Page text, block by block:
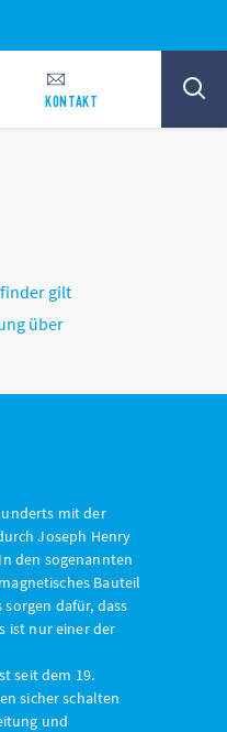
KONTAKT
gilt
über
mit der
Joseph Henry
den sogenannten
Bauteil
dafür, dass
ist nur einer der
seit dem 19.
sicher schalten
und